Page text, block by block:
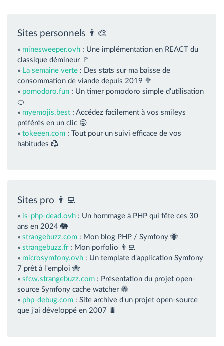
Sites personnels 👨‍🎨
» minesweeper.ovh : Une implémentation en REACT du
classique démineur 🚩
» La semaine verte : Des stats sur ma baisse de
consommation de viande depuis 2019 🥦
» pomodoro.fun : Un timer pomodoro simple d'utilisation
🍊
» myemojis.best : Accédez facilement à vos smileys
préférés en un clic 😜
» tokeeen.com : Tout pour un suivi efficace de vos
habitudes
Sites pro 👨‍💻
» is-php-dead.ovh : Un hommage à PHP qui fête ces 30
ans en 2024 🐘
» strangebuzz.com : Mon blog PHP / Symfony 🐝
» strangebuzz.fr: Mon porfolio 👨‍💻
» microsymfony.ovh : Un template d'application Symfony
7 prêt à l'emploi 🐝
» sfcw.strangebuzz.com : Présentation du projet open-
source Symfony cache watcher 🐝
» php-debug.com : Site archive d'un projet open-source
que j'ai développé en 2007 🐛